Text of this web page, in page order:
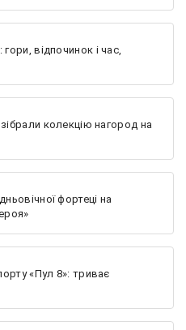
відпочинок і час,
колекцію нагород на
фортеці на
«Пул 8»: триває